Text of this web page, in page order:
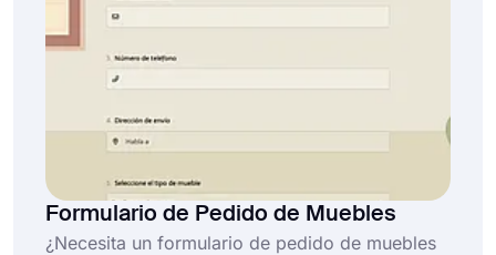
Formulario de Pedido de Muebles
¿Necesita un formulario de pedido de muebles